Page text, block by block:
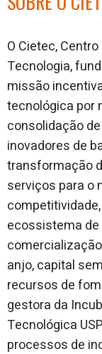
O Cietec,
Tecnologia,
missão
tecnológica por
consolidação
inovadores de
transformação
serviços para o
ecossistema
anjo, capital
recursos de
gestora da
Tecnológica
processos de